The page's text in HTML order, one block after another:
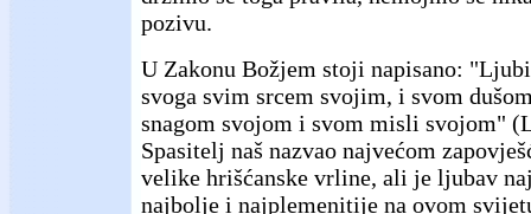
pozivu.
U Zakonu Božjem stoji napisano:
svoga svim srcem svojim, i svom
snagom svojom i svom misli svojom"
Spasitelj naš nazvao najvećom
velike hrišćanske vrline, ali je ljubav
najbolje i najplemenitije na ovom